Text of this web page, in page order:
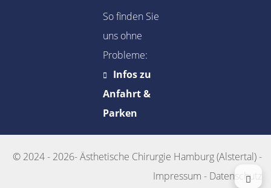
So finden Sie
uns ohne
Probleme:
Infos zu
Anfahrt &
Parken
© 2024 - 2026-Ästhetische Chirurgie Hamburg (Alstertal)-
Impressum - Datenschutz